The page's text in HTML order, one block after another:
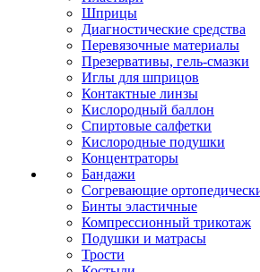
Шприцы
Диагностические средства
Перевязочные материалы
Презервативы, гель-смазки
Иглы для шприцов
Контактные линзы
Кислородный баллон
Спиртовые салфетки
Кислородные подушки
Концентраторы
Бандажи
Согревающие
Бинты эластичные
Компрессионный трикотаж
Подушки и матрасы
Трости